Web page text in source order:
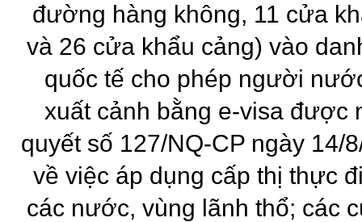
đường hàng không, 11 cửa
và 26 cửa khẩu cảng) vào
quốc tế cho phép người
xuất cảnh bằng e-visa được
quyết số 127/NQ-CP ngày 14/
về việc áp dụng cấp thị thực
các nước, vùng lãnh thổ; các